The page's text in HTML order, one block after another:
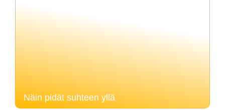
Näin pidät suhteen yllä